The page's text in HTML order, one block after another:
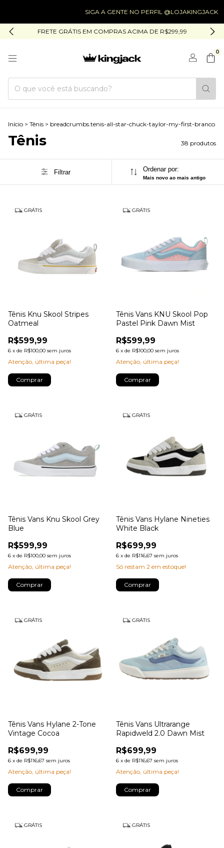
SIGA A GENTE NO PERFIL @LOJAKINGJACK
FRETE GRÁTIS EM COMPRAS ACIMA DE R$299,99
0
Início > Tênis > breadcrumbs.tenis-all-star-chuck-taylor-my-first-branco
Tênis 38 produtos
Filtrar Ordenar por:
Mais novo ao mais antigo
GRÁTIS
Tênis Knu Skool Stripes
Oatmeal
R$599,99
6 x de R$100,00 sem juros
Atenção, última peça!
Comprar
GRÁTIS
Tênis Vans KNU Skool Pop
Pastel Pink Dawn Mist
R$599,99
6 x de R$100,00 sem juros
Atenção, última peça!
Comprar
GRÁTIS
Tênis Vans Knu Skool Grey
Blue
R$599,99
6 x de R$100,00 sem juros
Atenção, última peça!
Comprar
GRÁTIS
Tênis Vans Hylane Nineties
White Black
R$699,99
6 x de R$116,67 sem juros
Só restam 2 em estoque!
Comprar
GRÁTIS
Tênis Vans Hylane 2-Tone
Vintage Cocoa
R$699,99
6 x de R$116,67 sem juros
Atenção, última peça!
Comprar
GRÁTIS
Tênis Vans Ultrarange
Rapidweld 2.0 Dawn Mist
R$699,99
6 x de R$116,67 sem juros
Atenção, última peça!
Comprar
GRÁTIS GRÁTIS